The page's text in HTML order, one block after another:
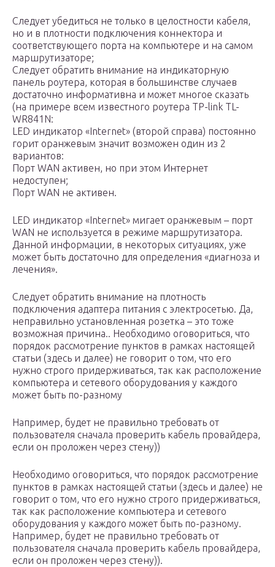
Следует убедиться не только в целостности кабеля,
но и в плотности подключения коннектора и
соответствующего порта на компьютере и на самом
маршрутизаторе;
Следует обратить внимание на индикаторную
панель роутера, которая в большинстве случаев
достаточно информативна и может многое сказать
(на примере всем известного роутера TP-link TL-
WR841N:
LED индикатор «Internet» (второй справа) постоянно
горит оранжевым значит возможен один из 2
вариантов:
Порт WAN активен, но при этом Интернет
недоступен;
Порт WAN не активен.
LED индикатор «Internet» мигает оранжевым – порт
WAN не используется в режиме маршрутизатора.
Данной информации, в некоторых ситуациях, уже
может быть достаточно для определения «диагноза и
лечения».
Следует обратить внимание на плотность
подключения адаптера питания с электросетью. Да,
неправильно установленная розетка – это тоже
возможная причина.. Необходимо оговориться, что
порядок рассмотрение пунктов в рамках настоящей
статьи (здесь и далее) не говорит о том, что его
нужно строго придерживаться, так как расположение
компьютера и сетевого оборудования у каждого
может быть по-разному
Например, будет не правильно требовать от
пользователя сначала проверить кабель провайдера,
если он проложен через стену))
Необходимо оговориться, что порядок рассмотрение
пунктов в рамках настоящей статьи (здесь и далее) не
говорит о том, что его нужно строго придерживаться,
так как расположение компьютера и сетевого
оборудования у каждого может быть по-разному.
Например, будет не правильно требовать от
пользователя сначала проверить кабель провайдера,
если он проложен через стену)).